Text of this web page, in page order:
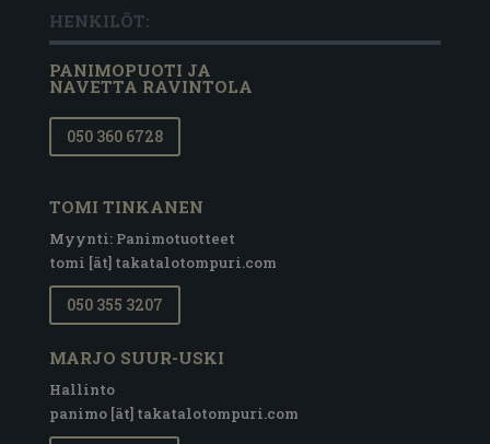
HENKILÖT:
PANIMOPUOTI JA
NAVETTA RAVINTOLA
050 360 6728
TOMI TINKANEN
Myynti: Panimotuotteet
tomi [ät] takatalotompuri.com
050 355 3207
MARJO SUUR-USKI
Hallinto
panimo [ät] takatalotompuri.com